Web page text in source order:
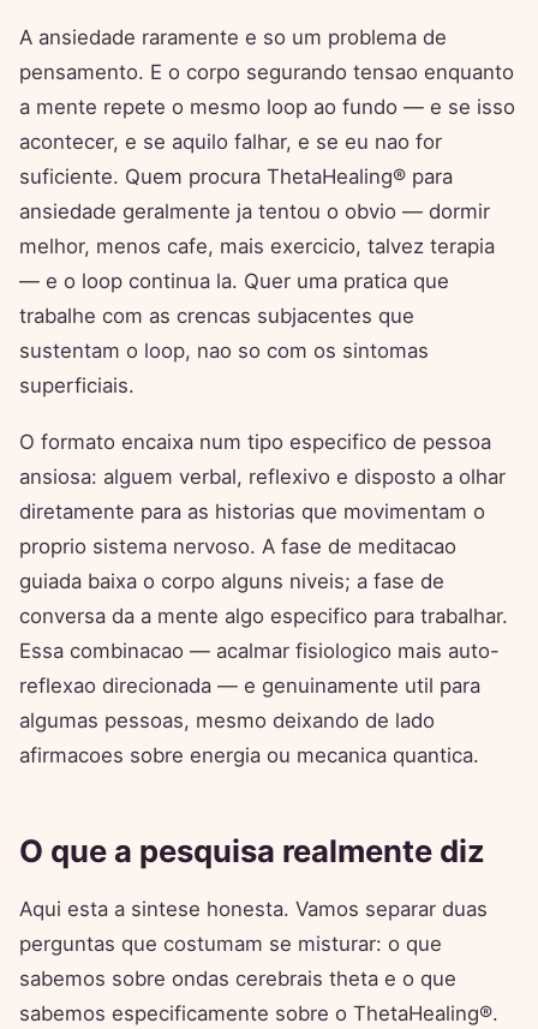
A ansiedade raramente e so um problema de
pensamento. E o corpo segurando tensao enquanto
a mente repete o mesmo loop ao fundo — e se isso
acontecer, e se aquilo falhar, e se eu nao for
suficiente. Quem procura ThetaHealing® para
ansiedade geralmente ja tentou o obvio — dormir
melhor, menos cafe, mais exercicio, talvez terapia
— e o loop continua la. Quer uma pratica que
trabalhe com as crencas subjacentes que
sustentam o loop, nao so com os sintomas
superficiais.
O formato encaixa num tipo especifico de pessoa
ansiosa: alguem verbal, reflexivo e disposto a olhar
diretamente para as historias que movimentam o
proprio sistema nervoso. A fase de meditacao
guiada baixa o corpo alguns niveis; a fase de
conversa da a mente algo especifico para trabalhar.
Essa combinacao — acalmar fisiologico mais auto-
reflexao direcionada — e genuinamente util para
algumas pessoas, mesmo deixando de lado
afirmacoes sobre energia ou mecanica quantica.
O que a pesquisa realmente diz
Aqui esta a sintese honesta. Vamos separar duas
perguntas que costumam se misturar: o que
sabemos sobre ondas cerebrais theta e o que
sabemos especificamente sobre o ThetaHealing®.